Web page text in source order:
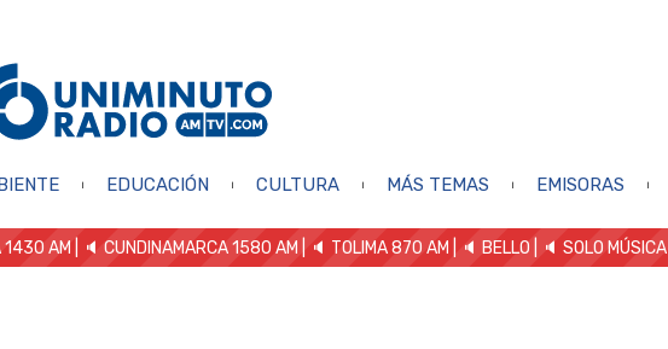
EDUCACIÓN CULTURA MÁS TEMAS EMISORAS
1430 AM | 🔈 CUNDINAMARCA 1580 AM | 🔈 TOLIMA 870 AM | 🔈 BELLO 🔈 SOLO MÚSICA